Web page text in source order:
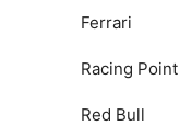
Ferrari
Racing Point
Red Bull